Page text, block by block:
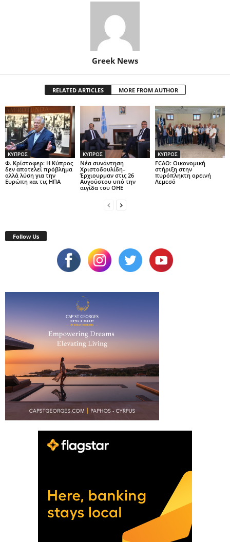
Greek News
RELATED ARTICLES MORE FROM AUTHOR
ΚΥΠΡΟΣ
Φ. Κρίστοφερ: Η Κύπρος
δεν αποτελεί πρόβλημα
αλλά λύση για την
Ευρώπη και τις ΗΠΑ
ΚΥΠΡΟΣ
Νέα συνάντηση
Χριστοδουλίδη–
Έρχιουρμαν στις 26
Αυγούστου υπό την
αιγίδα του ΟΗΕ
ΚΥΠΡΟΣ
FCAO: Οικονομική
στήριξη στην
πυρόπληκτη ορεινή
Λεμεσό
Follow Us